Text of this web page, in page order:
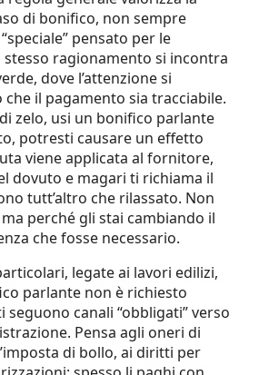
di bonifico, non sempre
pensato per le
ragionamento si incontra
dove l’attenzione si
il pagamento sia tracciabile.
zelo, usi un bonifico parlante
potresti causare un effetto
viene applicata al fornitore,
dovuto e magari ti richiama il
tutt’altro che rilassato. Non
perché gli stai cambiando il
che fosse necessario.
legate ai lavori edilizi,
parlante non è richiesto
seguono canali “obbligati” verso
Pensa agli oneri di
di bollo, ai diritti per